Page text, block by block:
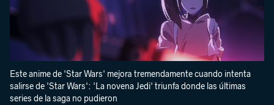
Este anime de 'Star Wars' mejora tremendamente cuando intenta
salirse de 'Star Wars': 'La novena Jedi' triunfa donde las últimas
series de la saga no pudieron